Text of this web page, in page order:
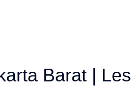
Barat | Les